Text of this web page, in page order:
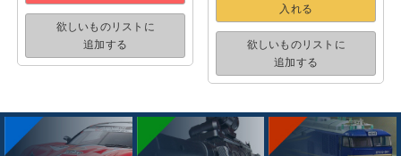
欲しいものリストに
追加する
入れる
欲しいものリストに
追加する